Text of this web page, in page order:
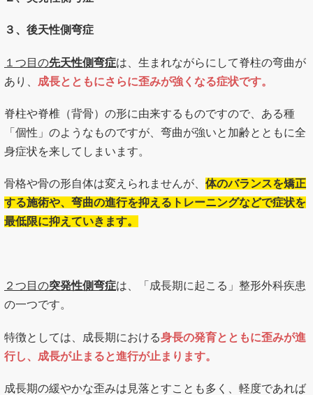
３、後天性側弯症
１つ目の先天性側弯症は、生まれながらにして脊柱の弯曲が
あり、 成長とともにさらに歪みが強くなる症状です。
脊柱や脊椎（背骨）の形に由来するものですので、ある種
「個性」のようなものですが、弯曲が強いと加齢とともに全
身症状を来してしまいます。
骨格や骨の形自体は変えられませんが、 体のバランスを矯正
する施術や、弯曲の進行を抑えるトレーニングなどで症状を
最低限に抑えていきます。
２つ目の突発性側弯症は、「成長期に起こる」整形外科疾患
の一つです。
特徴としては、成長期における身長の発育とともに歪みが進
行し、成長が止まると進行が止まります。
成長期の緩やかな歪みは見落とすことも多く、軽度であれば